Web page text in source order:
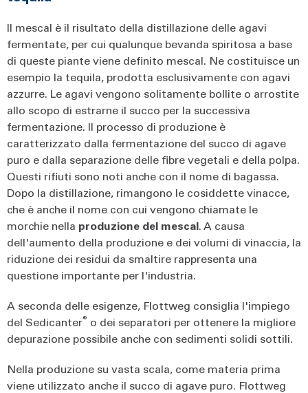
Il mescal è il risultato della distillazione delle agavi
fermentate, per cui qualunque bevanda spiritosa a base
di queste piante viene definito mescal. Ne costituisce un
esempio la tequila, prodotta esclusivamente con agavi
azzurre. Le agavi vengono solitamente bollite o arrostite
allo scopo di estrarne il succo per la successiva
fermentazione. Il processo di produzione è
caratterizzato dalla fermentazione del succo di agave
puro e dalla separazione delle fibre vegetali e della polpa.
Questi rifiuti sono noti anche con il nome di bagassa.
Dopo la distillazione, rimangono le cosiddette vinacce,
che è anche il nome con cui vengono chiamate le
morchie nella produzione del mescal. A causa
dell'aumento della produzione e dei volumi di vinaccia, la
riduzione dei residui da smaltire rappresenta una
questione importante per l'industria.
A seconda delle esigenze, Flottweg consiglia l'impiego
del Sedicanter® o dei separatori per ottenere la migliore
depurazione possibile anche con sedimenti solidi sottili.
Nella produzione su vasta scala, come materia prima
viene utilizzato anche il succo di agave puro. Flottweg